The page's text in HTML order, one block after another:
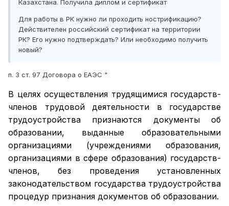
Казахстана. Получила диплом и сертификат
Для работы в РК нужно ли проходить нострификацию?
Действителен российский сертификат на территории
РК? Его нужно подтверждать? Или необходимо получить
новый?
п. 3 ст. 97 Договора о ЕАЭС "
В целях осуществления трудящимися государств-
членов трудовой деятельности в государстве
трудоустройства признаются документы об
образовании, выданные образовательными
организациями (учреждениями образования,
организациями в сфере образования) государств-
членов, без проведения установленных
законодательством государства трудоустройства
процедур признания документов об образовании.